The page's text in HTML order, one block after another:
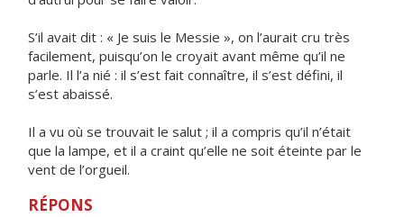
S’il avait dit : « Je suis le Messie », on l’aurait cru très
facilement, puisqu’on le croyait avant même qu’il ne
parle. Il l’a nié : il s’est fait connaître, il s’est défini, il
s’est abaissé.
Il a vu où se trouvait le salut ; il a compris qu’il n’était
que la lampe, et il a craint qu’elle ne soit éteinte par le
vent de l’orgueil.
RÉPONS